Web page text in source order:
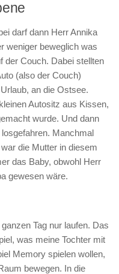
darf dann Herr Annika
weniger beweglich was
der Couch. Dabei stellten
(also der Couch)
an die Ostsee.
Autositz aus Kissen,
wurde. Und dann
Manchmal
die Mutter in diesem
das Baby, obwohl Herr
gewesen wäre.
Tag nur laufen. Das
was meine Tochter mit
Memory spielen wollen,
bewegen. In die